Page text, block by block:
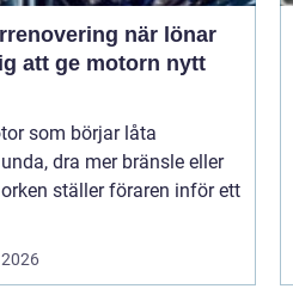
när lönar
att ge motorn nytt
som börjar låta
dra mer bränsle eller
ställer föraren inför ett